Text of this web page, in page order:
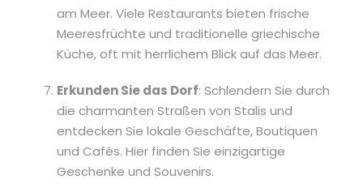
am Meer. Viele Restaurants bieten frische
Meeresfrüchte und traditionelle griechische
Küche, oft mit herrlichem Blick auf das Meer.
Erkunden Sie das Dorf: Schlendern Sie durch
die charmanten Straßen von Stalis und
entdecken Sie lokale Geschäfte, Boutiquen
und Cafés. Hier finden Sie einzigartige
Geschenke und Souvenirs.